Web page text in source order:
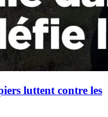
luttent contre les